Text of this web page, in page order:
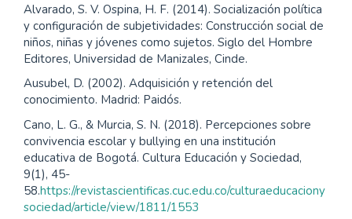
Alvarado, S. V. Ospina, H. F. (2014). Socialización política
y configuración de subjetividades: Construcción social de
niños, niñas y jóvenes como sujetos. Siglo del Hombre
Editores, Universidad de Manizales, Cinde.
Ausubel, D. (2002). Adquisición y retención del
conocimiento. Madrid: Paidós.
Cano, L. G., & Murcia, S. N. (2018). Percepciones sobre
convivencia escolar y bullying en una institución
educativa de Bogotá. Cultura Educación y Sociedad,
9(1), 45-
58.https://revistascientificas.cuc.edu.co/culturaeducaciony
sociedad/article/view/1811/1553